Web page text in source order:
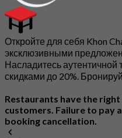
Откройте для себя Khon
эксклюзивными
Насладитесь аутентичной
скидками до 20%.
Restaurants have the
customers. Failure to pay
booking cancellation.